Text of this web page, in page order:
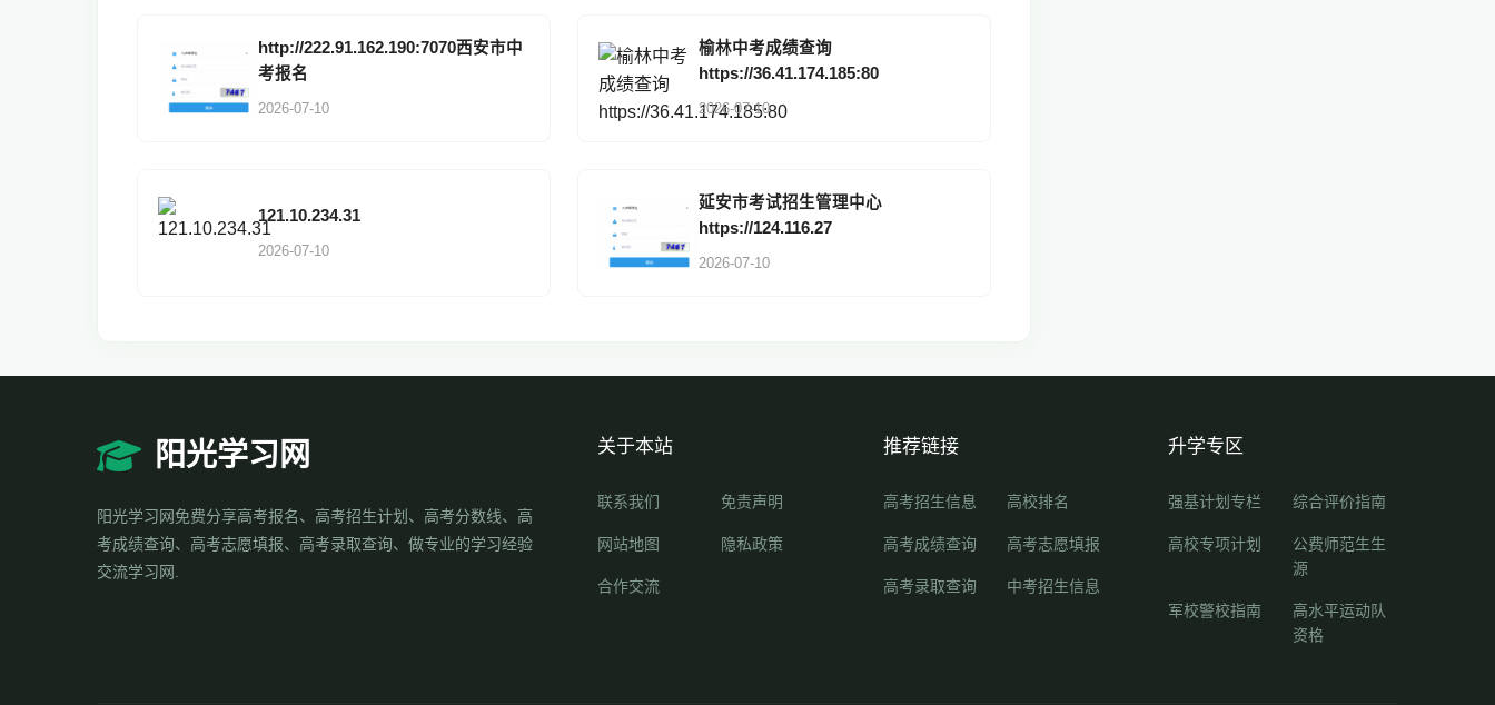
http://222.91.162.190:7070西安市中
考报名
2026-07-10
榆林中考成绩查询
https://36.41.174.185:80
2026-07-10
121.10.234.31
2026-07-10
延安市考试招生管理中心
https://124.116.27
2026-07-10
阳光学习网
阳光学习网免费分享高考报名、高考招生计划、高考分数线、高
考成绩查询、高考志愿填报、高考录取查询、做专业的学习经验
交流学习网.
关于本站
联系我们 免责声明
网站地图 隐私政策
合作交流
推荐链接
高考招生信息 高校排名
高考成绩查询 高考志愿填报
高考录取查询 中考招生信息
升学专区
强基计划专栏 综合评价指南
高校专项计划
公费师范生生
源
军校警校指南
高水平运动队
资格